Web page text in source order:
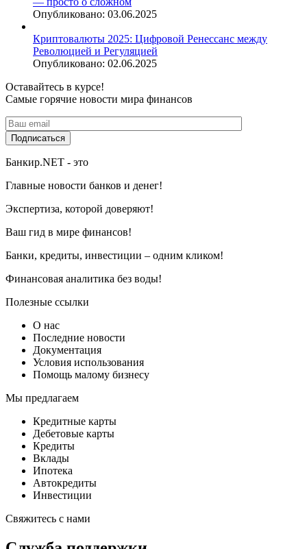
Опубликовано: 03.06.2025
Криптовалюты 2025: Цифровой Ренессанс между
Революцией и Регуляцией
Опубликовано: 02.06.2025
Оставайтесь в курсе!
Самые горячие новости мира финансов
Подписаться
Банкир.NET - это
Главные новости банков и денег!
Экспертиза, которой доверяют!
Ваш гид в мире финансов!
Банки, кредиты, инвестиции – одним кликом!
Финансовая аналитика без воды!
Полезные ссылки
О нас
Последние новости
Документация
Условия использования
Помощь малому бизнесу
Мы предлагаем
Кредитные карты
Дебетовые карты
Кредиты
Вклады
Ипотека
Автокредиты
Инвестиции
Свяжитесь с нами